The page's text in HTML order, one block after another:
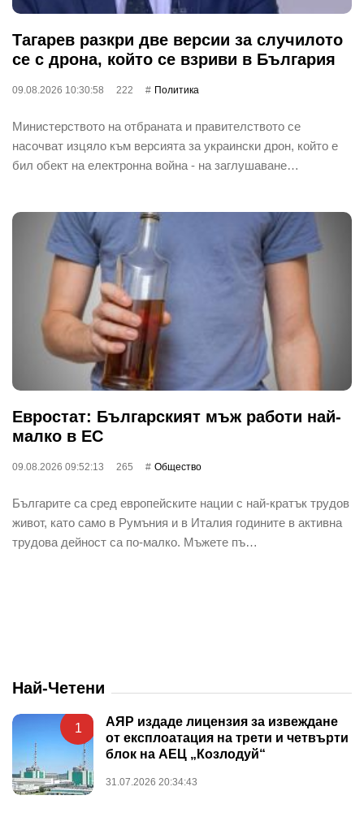
Тагарев разкри две версии за случилото
се с дрона, който се взриви в България
09.08.2026 10:30:58 222 Политика
Министерството на отбраната и правителството се
насочват изцяло към версията за украински дрон, който е
бил обект на електронна война - на заглушаване…
Евростат: Българският мъж работи най-
малко в ЕС
09.08.2026 09:52:13 265 Общество
Българите са сред европейските нации с най-кратък трудов
живот, като само в Румъния и в Италия годините в активна
трудова дейност са по-малко. Мъжете пъ…
Най-Четени
1
АЯР издаде лицензия за извеждане
от експлоатация на трети и четвърти
блок на АЕЦ „Козлодуй“
31.07.2026 20:34:43